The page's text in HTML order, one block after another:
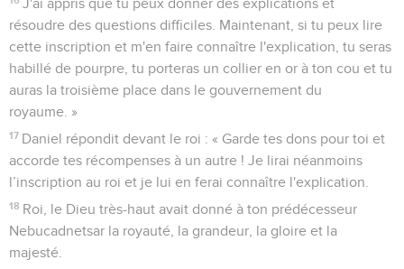
J'ai appris que tu peux donner des explications et
résoudre des questions difficiles. Maintenant, si tu peux lire
cette inscription et m'en faire connaître l'explication, tu seras
habillé de pourpre, tu porteras un collier en or à ton cou et tu
auras la troisième place dans le gouvernement du
royaume. »
17 Daniel répondit devant le roi : « Garde tes dons pour toi et
accorde tes récompenses à un autre ! Je lirai néanmoins
l’inscription au roi et je lui en ferai connaître l'explication.
18 Roi, le Dieu très-haut avait donné à ton prédécesseur
Nebucadnetsar la royauté, la grandeur, la gloire et la
majesté.